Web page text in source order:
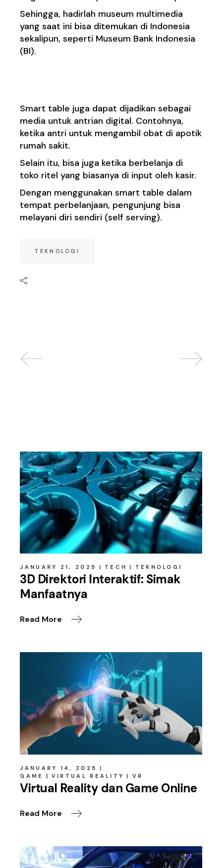
Sehingga, hadirlah museum multimedia
yang saat ini bisa ditemukan di Indonesia
sekalipun, seperti Museum Bank Indonesia
(BI).
Smart table juga dapat dijadikan sebagai
media untuk antrian digital. Contohnya,
ketika antri untuk mengambil obat di apotik
rumah sakit.
Selain itu, bisa juga ketika berbelanja di
toko ritel yang biasanya di input oleh kasir.
Dengan menggunakan smart table dalam
tempat perbelanjaan, pengunjung bisa
melayani diri sendiri (self serving).
TEKNOLOGI
JANUARY 21, 2025 TECH TEKNOLOGI
3D Direktori Interaktif: Simak
Manfaatnya
Read More
JANUARY 14, 2025
GAME
VIRTUAL REALITY VR
Virtual Reality dan Game Online
Read More